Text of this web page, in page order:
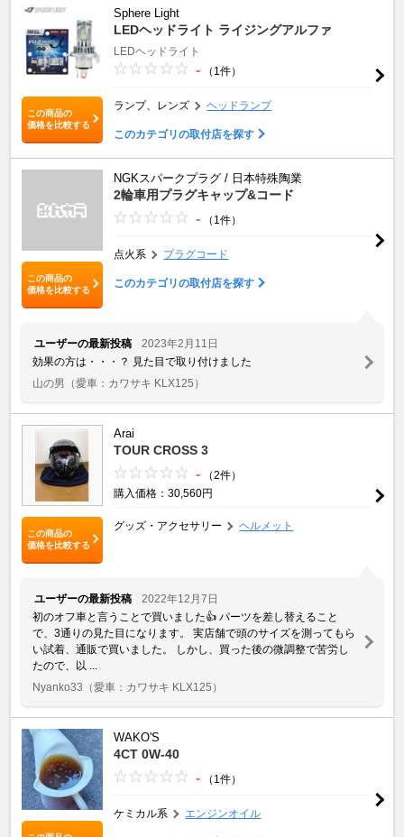
この商品の
価格を比較する
Sphere Light
LEDヘッドライト ライジングアルファ
LEDヘッドライト
- （1件）
ランプ、レンズ ヘッドランプ
このカテゴリの取付店を探す
この商品の
価格を比較する
NGKスパークプラグ / 日本特殊陶業
2輪車用プラグキャップ&コード
- （1件）
点火系 プラグコード
このカテゴリの取付店を探す
ユーザーの最新投稿
2023年2月11日
効果の方は・・・？ 見た目で取り付けました
山の男 （愛車：カワサキ KLX125）
この商品の
価格を比較する
Arai
TOUR CROSS 3
-
（2件）
購入価格：30,560円
グッズ・アクセサリー ヘルメット
ユーザーの最新投稿
2022年12月7日
初のオフ車と言うことで買いました👍 パーツを差し替えること
で、3通りの見た目になります。 実店舗で頭のサイズを測ってもら
い試着、通販で買いました。 しかし、買った後の微調整で苦労し
たので、以 ...
Nyanko33 （愛車：カワサキ KLX125）
WAKO'S
4CT 0W-40
- （1件）
ケミカル系 エンジンオイル